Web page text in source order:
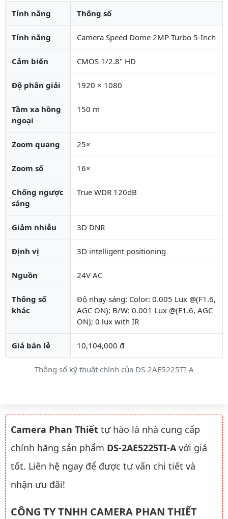
Thông số kỹ thuật chính của DS-2AE5225TI-A
Tính năng Thông số
Tính năng Camera Speed Dome 2MP Turbo 5-Inch
Cảm biến CMOS 1/2.8" HD
Độ phân giải 1920 × 1080
Tầm xa hồng
ngoại
150 m
Zoom quang 25×
Zoom số 16×
Chống ngược
sáng
True WDR 120dB
Giảm nhiễu 3D DNR
Định vị 3D intelligent positioning
Nguồn 24V AC
Thông số
khác
Độ nhạy sáng: Color: 0.005 Lux @(F1.6,
AGC ON); B/W: 0.001 Lux @(F1.6, AGC
ON); 0 lux with IR
Giá bán lẻ 10,104,000 đ
Camera Phan Thiết tự hào là nhà cung cấp
chính hãng sản phẩm DS-2AE5225TI-A với giá
tốt. Liên hệ ngay để được tư vấn chi tiết và
nhận ưu đãi!
CÔNG TY TNHH CAMERA PHAN THIẾT